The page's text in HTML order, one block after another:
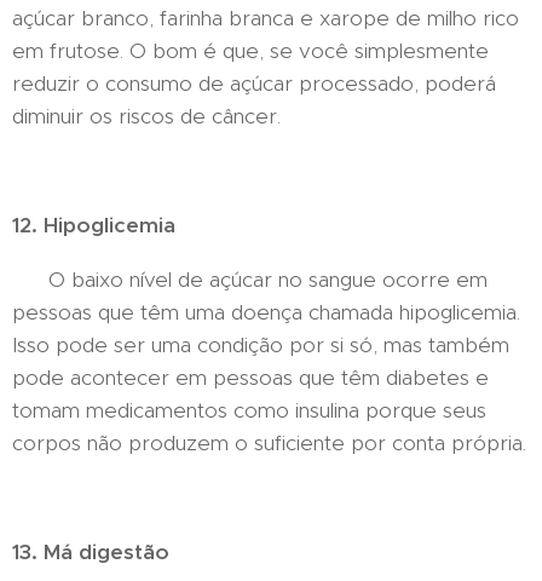
açúcar branco, farinha branca e xarope de milho rico
em frutose. O bom é que, se você simplesmente
reduzir o consumo de açúcar processado, poderá
diminuir os riscos de câncer.
12. Hipoglicemia
O baixo nível de açúcar no sangue ocorre em
pessoas que têm uma doença chamada hipoglicemia.
Isso pode ser uma condição por si só, mas também
pode acontecer em pessoas que têm diabetes e
tomam medicamentos como insulina porque seus
corpos não produzem o suficiente por conta própria.
13. Má digestão